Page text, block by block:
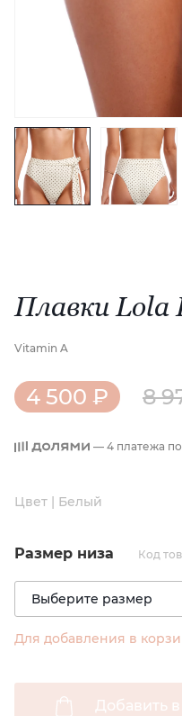
Плавки Lola
Vitamin A
4 500 ₽ 8
— 4 платежа по
Цвет | Белый
Размер низа Код
Для добавления в
Добавить